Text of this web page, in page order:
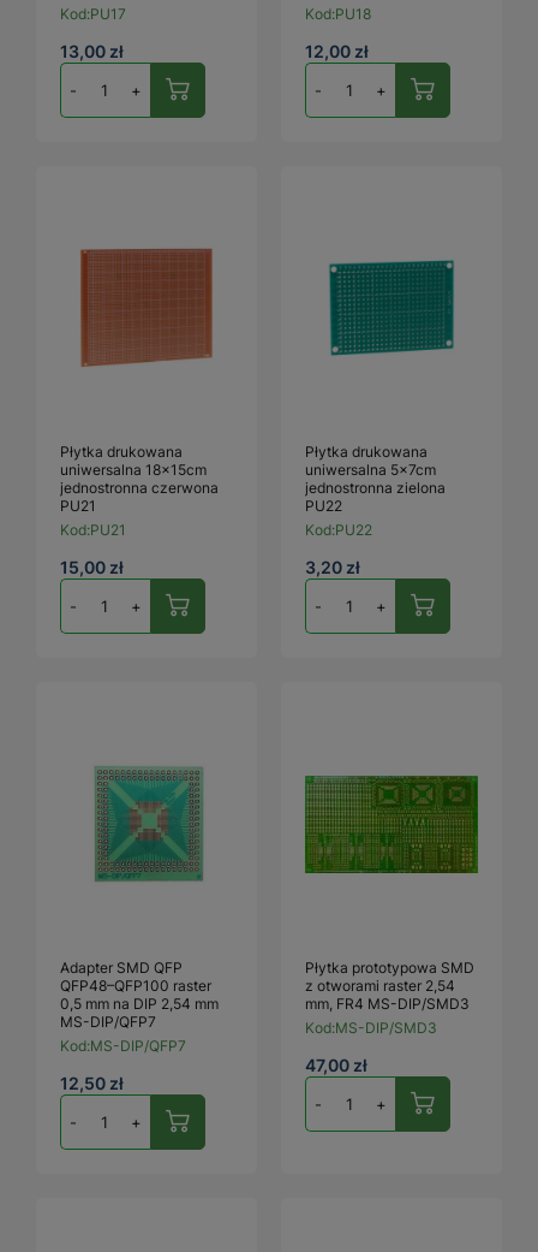
Kod:PU17
13,00 zł
- +
Kod:PU18
12,00 zł
- +
Płytka drukowana
uniwersalna 18x15cm
jednostronna czerwona
PU21
Kod:PU21
15,00 zł
- +
Płytka drukowana
uniwersalna 5x7cm
jednostronna zielona
PU22
Kod:PU22
3,20 zł
- +
Adapter SMD QFP
QFP48–QFP100 raster
0,5 mm na DIP 2,54 mm
MS-DIP/QFP7
Kod:MS-DIP/QFP7
12,50 zł
- +
Płytka prototypowa SMD
z otworami raster 2,54
mm, FR4 MS-DIP/SMD3
Kod:MS-DIP/SMD3
47,00 zł
- +